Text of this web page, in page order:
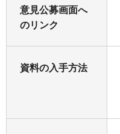
意見公募画面へ
のリンク
資料の入手方法